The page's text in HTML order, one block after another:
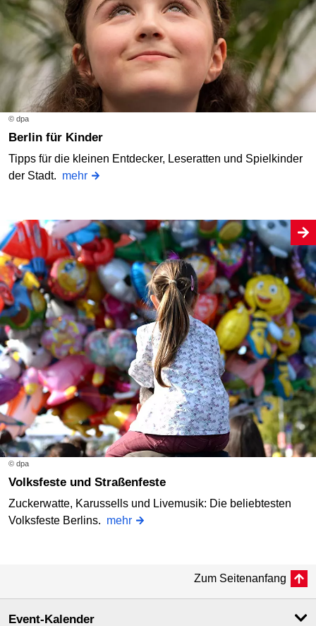
© dpa
Berlin für Kinder
Tipps für die kleinen Entdecker, Leseratten und Spielkinder
der Stadt. mehr
© dpa
Volksfeste und Straßenfeste
Zuckerwatte, Karussells und Livemusik: Die beliebtesten
Volksfeste Berlins. mehr
Zum Seitenanfang
Event-Kalender